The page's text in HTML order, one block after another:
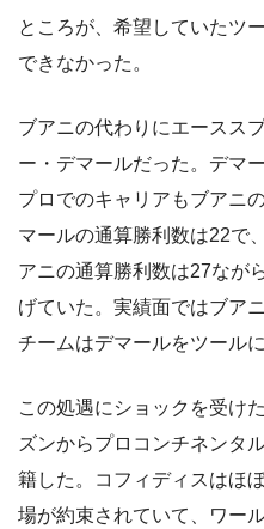
ところが、希望していたツ
できなかった。
ブアニの代わりにエースス
ー・デマールだった。デマ
プロでのキャリアもブアニ
マールの通算勝利数は22で
アニの通算勝利数は27なが
げていた。実績面ではブア
チームはデマールをツール
この処遇にショックを受け
ズンからプロコンチネンタ
籍した。コフィディスはほ
場が約束されていて、ワー